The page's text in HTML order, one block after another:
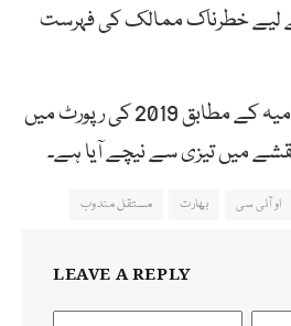
لیے خطرناک ممالک کی فہرست
امریکی کمیشن کے اعلامیہ کے مطابق 2019 کی رپورٹ میں
میں تیزی سے نیچے آیا ہے۔
او آئی سی بھارت مستقل مندوب
LEAVE A REPLY